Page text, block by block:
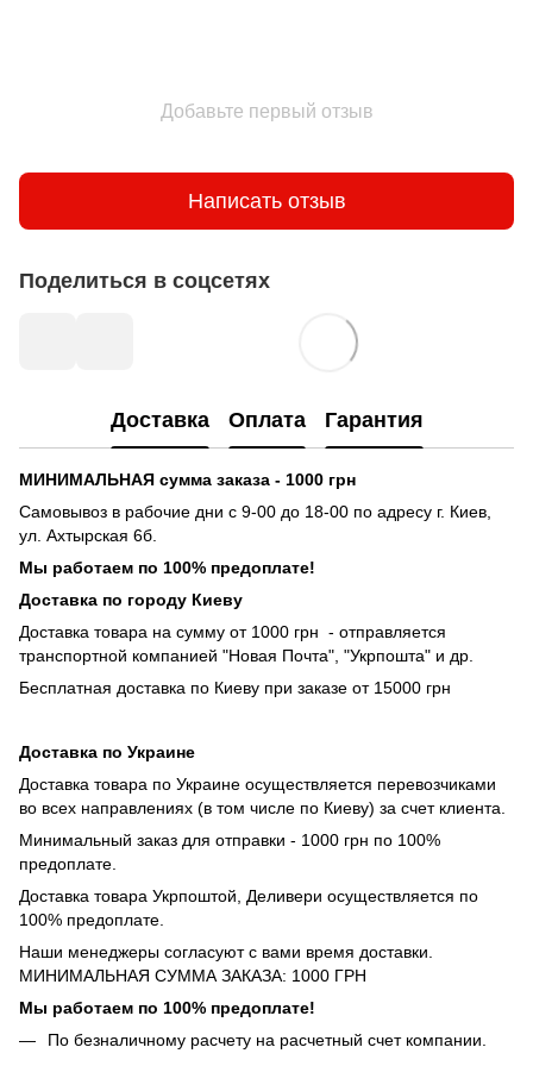
Добавьте первый отзыв
Написать отзыв
Поделиться в соцсетях
Доставка Оплата Гарантия
МИНИМАЛЬНАЯ сумма заказа - 1000 грн
Самовывоз в рабочие дни с 9-00 до 18-00 по адресу г. Киев,
ул. Ахтырская 6б.
Мы работаем по 100% предоплате!
Доставка по городу Киеву
Доставка товара на сумму от 1000 грн - отправляется
транспортной компанией "Новая Почта", "Укрпошта" и др.
Бесплатная доставка по Киеву при заказе от 15000 грн
Доставка по Украине
Доставка товара по Украине осуществляется перевозчиками
во всех направлениях (в том числе по Киеву) за счет клиента.
Минимальный заказ для отправки - 1000 грн по 100%
предоплате.
Доставка товара Укрпоштой, Деливери осуществляется по
100% предоплате.
Наши менеджеры согласуют с вами время доставки.
МИНИМАЛЬНАЯ СУММА ЗАКАЗА: 1000 ГРН
Мы работаем по 100% предоплате!
По безналичному расчету на расчетный счет компании.